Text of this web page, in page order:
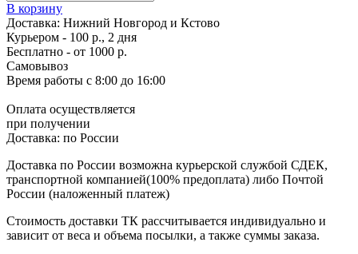
В корзину
Доставка: Нижний Новгород и Кстово
Курьером - 100 р., 2 дня
Бесплатно - от 1000 р.
Самовывоз
Время работы с 8:00 до 16:00
Оплата осуществляется
при получении
Доставка: по России
Доставка по России возможна курьерской службой СДЕК,
транспортной компанией(100% предоплата) либо Почтой
России (наложенный платеж)
Стоимость доставки ТК рассчитывается индивидуально и
зависит от веса и объема посылки, а также суммы заказа.